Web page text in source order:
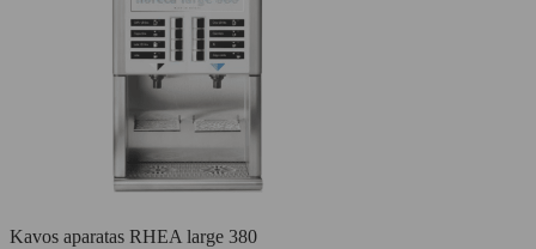
Kavos aparatas RHEA large 380